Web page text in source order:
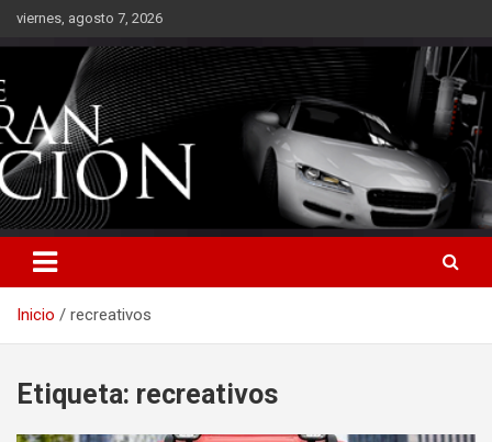
Saltarviernes, agosto 7, 2026
Inicio recreativos
Etiqueta: recreativos